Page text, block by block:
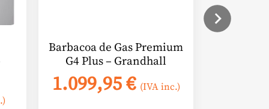
Barbacoa de Gas Premium
G4 Plus – Grandhall
1.099,95€ (IVA inc.)